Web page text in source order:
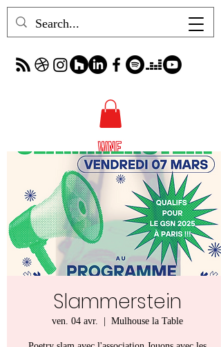
Slammerstein
ven. 04 avr.
  |
Mulhouse la Table